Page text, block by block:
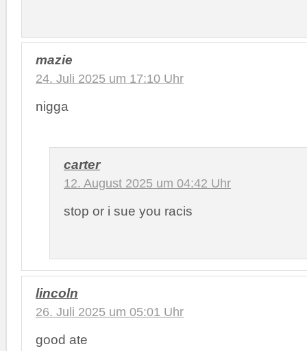
mazie
24. Juli 2025 um 17:10 Uhr
nigga
carter
12. August 2025 um 04:42 Uhr
stop or i sue you racis
lincoln
26. Juli 2025 um 05:01 Uhr
good ate